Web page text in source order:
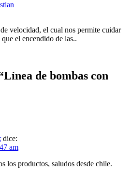
velocidad, el cual nos permite cuidar
el encendido de las..
Línea de bombas con
dice:
am
los productos, saludos desde chile.